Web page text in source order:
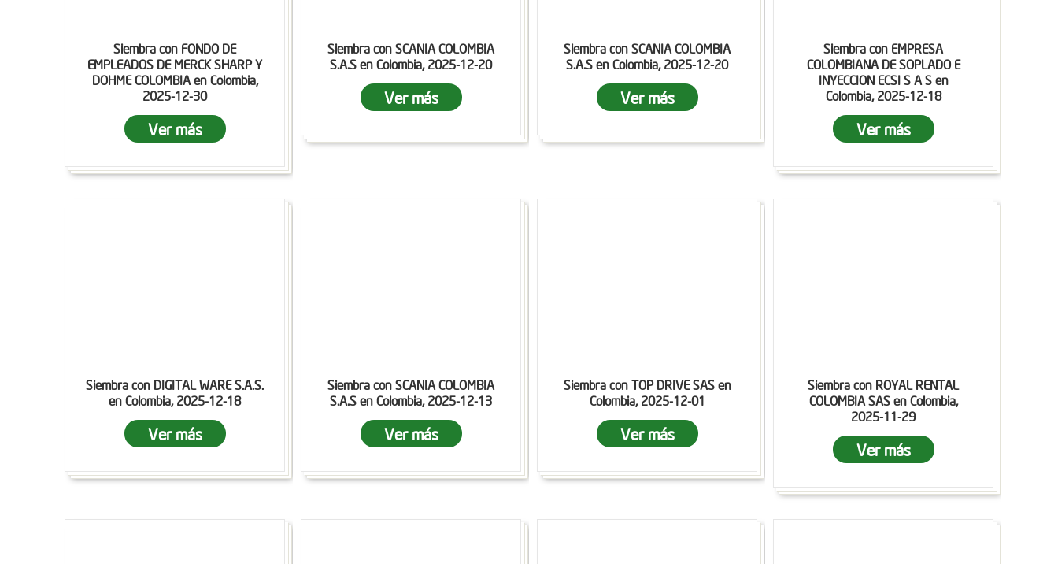
Siembra con FONDO DE
EMPLEADOS DE MERCK SHARP Y
DOHME COLOMBIA en Colombia,
2025-12-30
Ver más
Siembra con SCANIA COLOMBIA
S.A.S en Colombia, 2025-12-20
Ver más
Siembra con SCANIA COLOMBIA
S.A.S en Colombia, 2025-12-20
Ver más
Siembra con EMPRESA
COLOMBIANA DE SOPLADO E
INYECCION ECSI S A S en
Colombia, 2025-12-18
Ver más
Siembra con DIGITAL WARE S.A.S.
en Colombia, 2025-12-18
Ver más
Siembra con SCANIA COLOMBIA
S.A.S en Colombia, 2025-12-13
Ver más
Siembra con TOP DRIVE SAS en
Colombia, 2025-12-01
Ver más
Siembra con ROYAL RENTAL
COLOMBIA SAS en Colombia,
2025-11-29
Ver más